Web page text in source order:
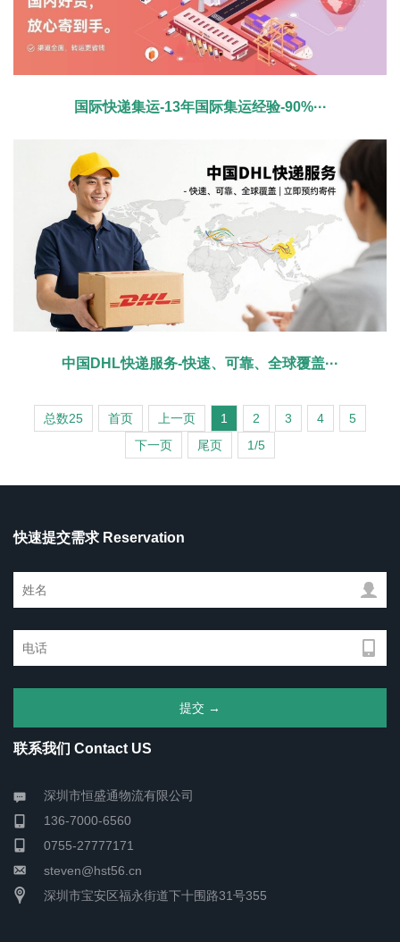
国际快递集运-13年国际集运经验-90%···
中国DHL快递服务-快速、可靠、全球覆盖···
总数25 首页 上一页 1 2 3 4
5
下一页
尾页 1/5
快速提交需求 Reservation
联系我们 Contact US
深圳市恒盛通物流有限公司
136-7000-6560
0755-27777171
steven@hst56.cn
深圳市宝安区福永街道下十围路31号355